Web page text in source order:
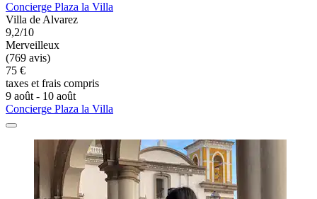
Concierge Plaza la Villa
Villa de Alvarez
9,2/10
Merveilleux
(769 avis)
75 €
taxes et frais compris
9 août - 10 août
Concierge Plaza la Villa